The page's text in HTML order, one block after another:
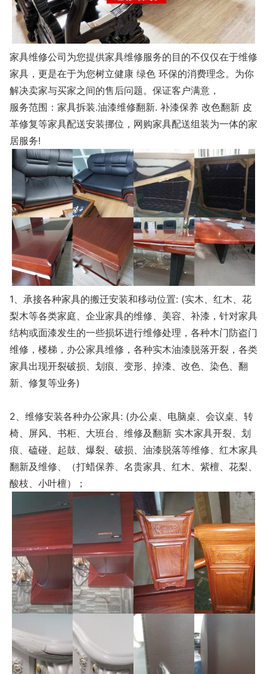
家具维修公司为您提供家具维修服务的目的不仅仅在于维修
家具，更是在于为您树立健康 绿色 环保的消费理念。为你
解决卖家与买家之间的售后问题。保证客户满意，
服务范围：家具拆装.油漆维修翻新. 补漆保养 改色翻新 皮
革修复等家具配送安装挪位，网购家具配送组装为一体的家
居服务!
1、承接各种家具的搬迁安装和移动位置: (实木、红木、花
梨木等各类家庭、企业家具的维修、美容、补漆，针对家具
结构或面漆发生的一些损坏进行维修处理，各种木门防盗门
维修，楼梯，办公家具维修，各种实木油漆脱落开裂，各类
家具出现开裂破损、划痕、变形、掉漆、改色、染色、翻
新、修复等业务)
2、维修安装各种办公家具: (办公桌、电脑桌、会议桌、转
椅、屏风、书柜、大班台、维修及翻新 实木家具开裂、划
痕、磕碰、起鼓、爆裂、破损、油漆脱落等维修、红木家具
翻新及维修、（打蜡保养、名贵家具、红木、紫檀、花梨、
酸枝、小叶檀）；